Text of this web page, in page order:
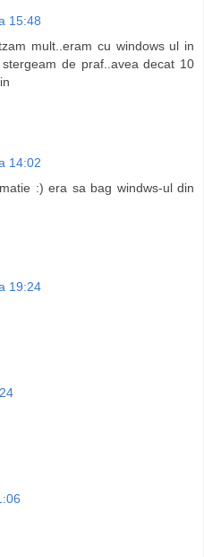
15:48
mult..eram cu windows ul in
de praf..avea decat 10
14:02
:) era sa bag windws-ul din
19:24